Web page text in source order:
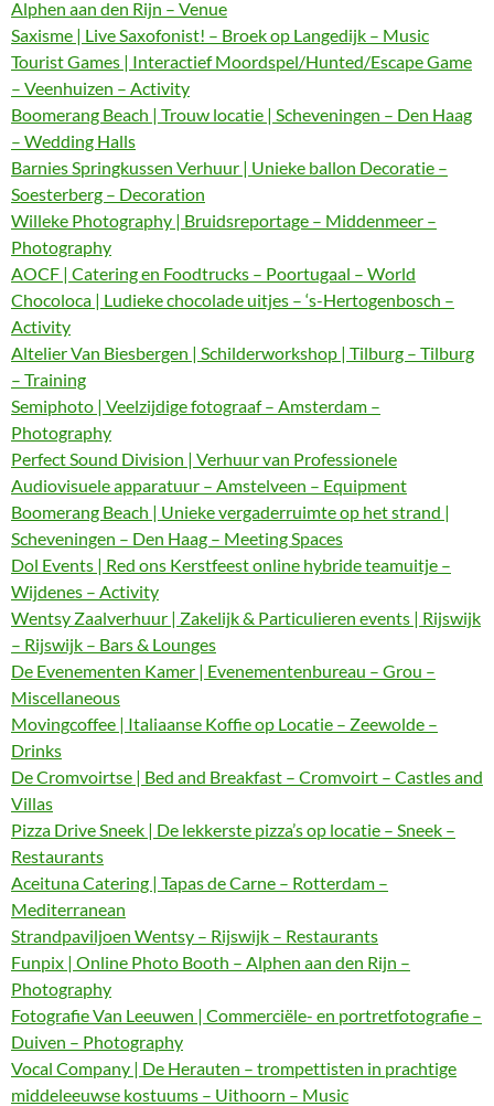
Alphen aan den Rijn – Venue
Saxisme | Live Saxofonist! – Broek op Langedijk – Music
Tourist Games | Interactief Moordspel/Hunted/Escape Game
– Veenhuizen – Activity
Boomerang Beach | Trouw locatie | Scheveningen – Den Haag
– Wedding Halls
Barnies Springkussen Verhuur | Unieke ballon Decoratie –
Soesterberg – Decoration
Willeke Photography | Bruidsreportage – Middenmeer –
Photography
AOCF | Catering en Foodtrucks – Poortugaal – World
Chocoloca | Ludieke chocolade uitjes – ‘s-Hertogenbosch –
Activity
Altelier Van Biesbergen | Schilderworkshop | Tilburg – Tilburg
– Training
Semiphoto | Veelzijdige fotograaf – Amsterdam –
Photography
Perfect Sound Division | Verhuur van Professionele
Audiovisuele apparatuur – Amstelveen – Equipment
Boomerang Beach | Unieke vergaderruimte op het strand |
Scheveningen – Den Haag – Meeting Spaces
Dol Events | Red ons Kerstfeest online hybride teamuitje –
Wijdenes – Activity
Wentsy Zaalverhuur | Zakelijk & Particulieren events | Rijswijk
– Rijswijk – Bars & Lounges
De Evenementen Kamer | Evenementenbureau – Grou –
Miscellaneous
Movingcoffee | Italiaanse Koffie op Locatie – Zeewolde –
Drinks
De Cromvoirtse | Bed and Breakfast – Cromvoirt – Castles and
Villas
Pizza Drive Sneek | De lekkerste pizza’s op locatie – Sneek –
Restaurants
Aceituna Catering | Tapas de Carne – Rotterdam –
Mediterranean
Strandpaviljoen Wentsy – Rijswijk – Restaurants
Funpix | Online Photo Booth – Alphen aan den Rijn –
Photography
Fotografie Van Leeuwen | Commerciële- en portretfotografie –
Duiven – Photography
Vocal Company | De Herauten – trompettisten in prachtige
middeleeuwse kostuums – Uithoorn – Music